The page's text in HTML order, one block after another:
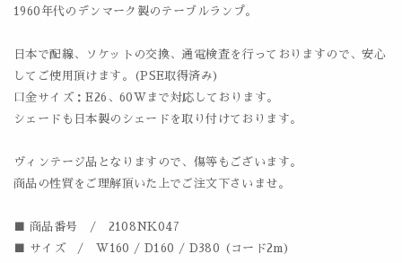
1960年代のデンマーク製のテーブルランプ。
日本で配線、ソケットの交換、通電検査を行っておりますので、安心
してご使用頂けます。(PSE取得済み)
口金サイズ：E26、60Wまで対応しております。
シェードも日本製のシェードを取り付けております。
ヴィンテージ品となりますので、傷等もございます。
商品の性質をご理解頂いた上でご注文下さいませ。
■ 商品番号 / 2108NK047
■ サイズ / W160 / D160 / D380 (コード2m)